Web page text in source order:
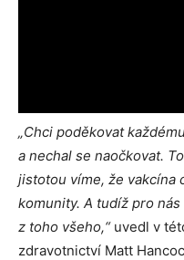
„Chci poděkovat
a nechal se naočkovat.
jistotou víme, že vakcína
komunity. A tudíž pro
z toho všeho,“uvedl v
zdravotnictví Matt